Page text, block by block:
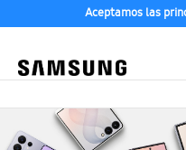
Aceptamos las